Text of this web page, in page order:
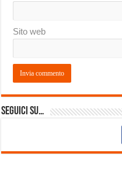
Sito web
Seguici su…